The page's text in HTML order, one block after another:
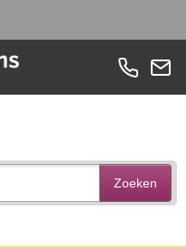
Zoeken